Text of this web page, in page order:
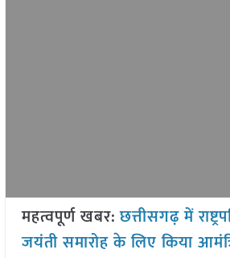
महत्वपूर्ण खबर:छत्तीसगढ़ में
जयंती समारोह के लिए किया